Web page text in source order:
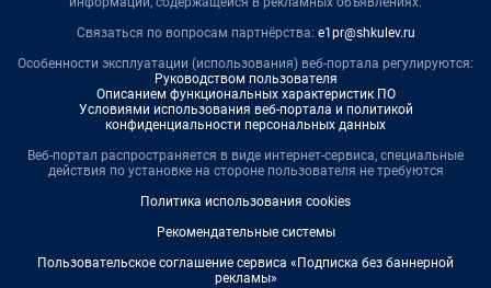
Связаться по вопросам партнёрства: e1pr@shkulev.ru
Особенности эксплуатации (использования) веб-портала регулируются:
Руководством пользователя
Описанием функциональных характеристик ПО
Условиями использования веб-портала и политикой
конфиденциальности персональных данных
Веб-портал распространяется в виде интернет-сервиса, специальные
действия по установке на стороне пользователя не требуются
Политика использования cookies
Рекомендательные системы
Пользовательское соглашение сервиса «Подписка без баннерной
рекламы»